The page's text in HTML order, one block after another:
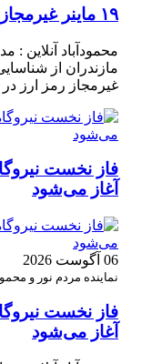
۱۹ ماینر غیرمجاز در مازندران از مدار خارج شد
محمودآباد آنلاین
غیرمجاز رمز ارز
آغاز می‌شود
06 آگوست 2026
نماینده مردم نور و
آغاز می‌شود